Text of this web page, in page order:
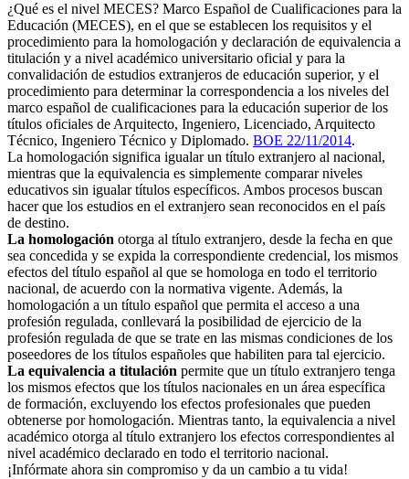
¿Qué es el nivel MECES? Marco Español de Cualificaciones para la
Educación (MECES), en el que se establecen los requisitos y el
procedimiento para la homologación y declaración de equivalencia a
titulación y a nivel académico universitario oficial y para la
convalidación de estudios extranjeros de educación superior, y el
procedimiento para determinar la correspondencia a los niveles del
marco español de cualificaciones para la educación superior de los
títulos oficiales de Arquitecto, Ingeniero, Licenciado, Arquitecto
Técnico, Ingeniero Técnico y Diplomado. BOE 22/11/2014.
La homologación significa igualar un título extranjero al nacional,
mientras que la equivalencia es simplemente comparar niveles
educativos sin igualar títulos específicos. Ambos procesos buscan
hacer que los estudios en el extranjero sean reconocidos en el país
de destino.
La homologación otorga al título extranjero, desde la fecha en que
sea concedida y se expida la correspondiente credencial, los mismos
efectos del título español al que se homologa en todo el territorio
nacional, de acuerdo con la normativa vigente. Además, la
homologación a un título español que permita el acceso a una
profesión regulada, conllevará la posibilidad de ejercicio de la
profesión regulada de que se trate en las mismas condiciones de los
poseedores de los títulos españoles que habiliten para tal ejercicio.
La equivalencia a titulación permite que un título extranjero tenga
los mismos efectos que los títulos nacionales en un área específica
de formación, excluyendo los efectos profesionales que pueden
obtenerse por homologación. Mientras tanto, la equivalencia a nivel
académico otorga al título extranjero los efectos correspondientes al
nivel académico declarado en todo el territorio nacional.
¡Infórmate ahora sin compromiso y da un cambio a tu vida!